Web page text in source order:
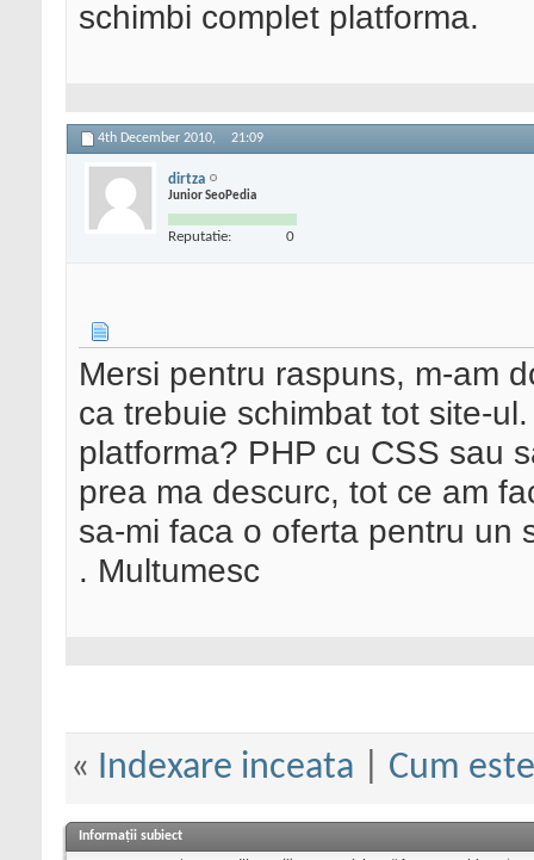
schimbi complet platforma.
4th December 2010, 21:09
dirtza
Junior SeoPedia
Reputatie: 0
Mersi pentru raspuns, m-am
ca trebuie schimbat tot site-
platforma? PHP cu CSS sau
prea ma descurc, tot ce am
sa-mi faca o oferta pentru un
. Multumesc
« Indexare inceata Cum
Informații subiect